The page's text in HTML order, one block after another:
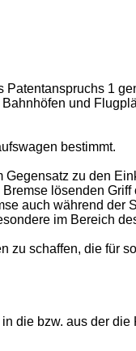
1
und
bestimmt.
zu den
lösenden
auch während der
im Bereich
zu schaffen, die für
die bzw. aus der